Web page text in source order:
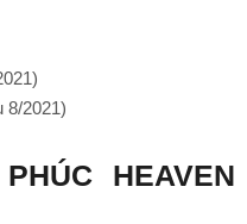
8/2021)
HEAVEN